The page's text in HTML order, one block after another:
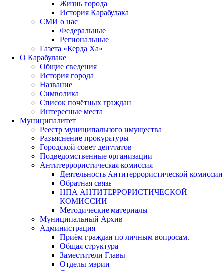
Жизнь города
История Карабулака
СМИ о нас
Федеральные
Региональные
Газета «Керда Ха»
О Карабулаке
Общие сведения
История города
Название
Символика
Список почётных граждан
Интересные места
Муниципалитет
Реестр муниципального имущества
Разъяснение прокуратуры
Городской совет депутатов
Подведомственные организации
Антитеррористическая комиссия
Деятельность Антитеррористической комиссии
Обратная связь
НПА АНТИТЕРРОРИСТИЧЕСКОЙ
КОМИССИИ
Методические материалы
Муниципальный Архив
Администрация
Приём граждан по личным вопросам.
Общая структура
Заместители Главы
Отделы мэрии